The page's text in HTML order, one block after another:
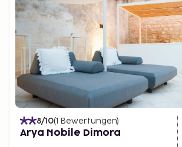
8/10(1 Bewertungen)
Arya Nobile Dimora